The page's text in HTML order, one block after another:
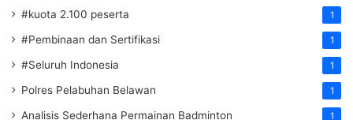
#kuota 2.100 peserta 1
#Pembinaan dan Sertifikasi 1
#Seluruh Indonesia 1
Polres Pelabuhan Belawan 1
Analisis Sederhana Permainan Badminton 1